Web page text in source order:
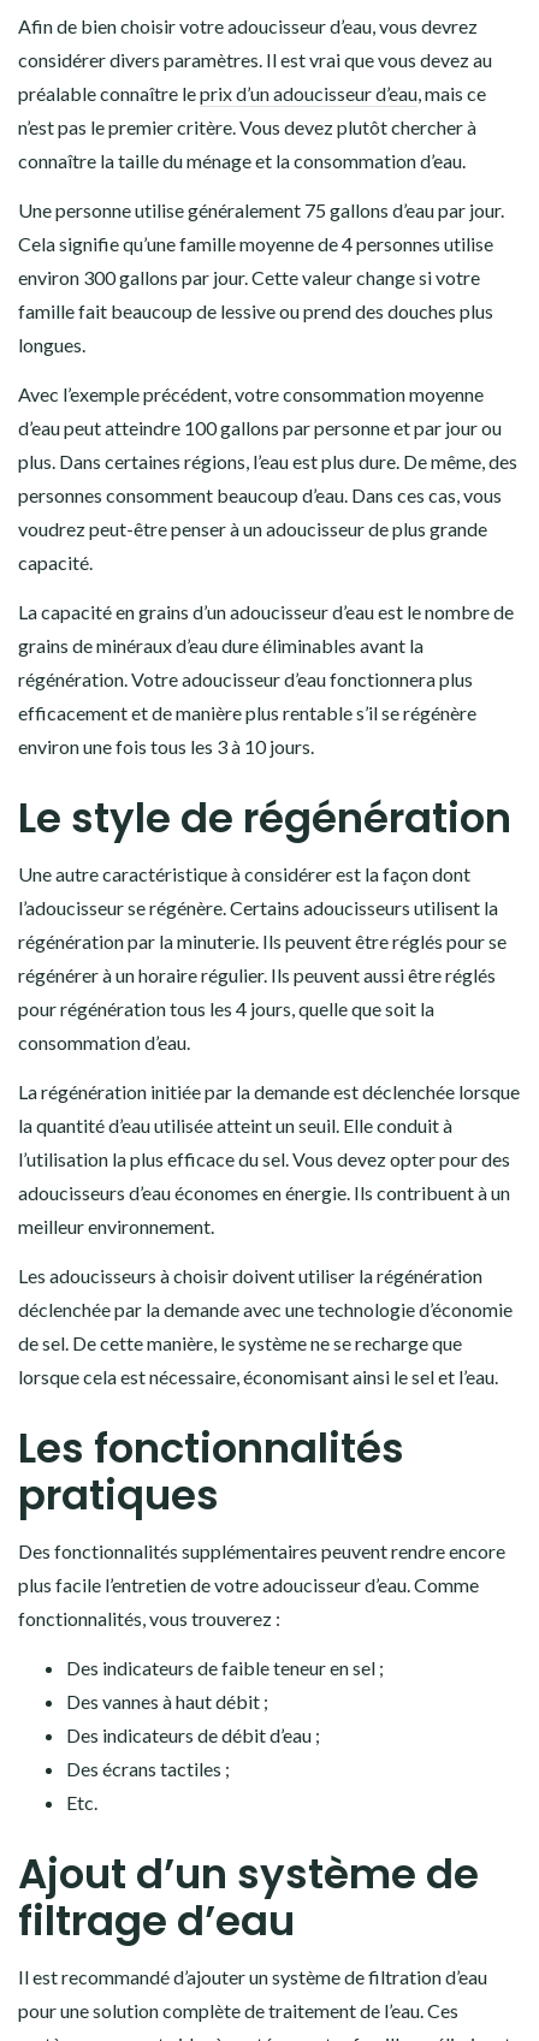
Afin de bien choisir votre adoucisseur d’eau, vous devrez
considérer divers paramètres. Il est vrai que vous devez au
préalable connaître leprix d’un adoucisseur d’eau , mais ce
n’est pas le premier critère. Vous devez plutôt chercher à
connaître la taille du ménage et la consommation d’eau.
Une personne utilise généralement 75 gallons d’eau par jour.
Cela signifie qu’une famille moyenne de 4 personnes utilise
environ 300 gallons par jour. Cette valeur change si votre
famille fait beaucoup de lessive ou prend des douches plus
longues.
Avec l’exemple précédent, votre consommation moyenne
d’eau peut atteindre 100 gallons par personne et par jour ou
plus. Dans certaines régions, l’eau est plus dure. De même, des
personnes consomment beaucoup d’eau. Dans ces cas, vous
voudrez peut-être penser à un adoucisseur de plus grande
capacité.
La capacité en grains d’un adoucisseur d’eau est le nombre de
grains de minéraux d’eau dure éliminables avant la
régénération. Votre adoucisseur d’eau fonctionnera plus
efficacement et de manière plus rentable s’il se régénère
environ une fois tous les 3 à 10 jours.
Le style de régénération
Une autre caractéristique à considérer est la façon dont
l’adoucisseur se régénère. Certains adoucisseurs utilisent la
régénération par la minuterie. Ils peuvent être réglés pour se
régénérer à un horaire régulier. Ils peuvent aussi être réglés
pour régénération tous les 4 jours, quelle que soit la
consommation d’eau.
La régénération initiée par la demande est déclenchée lorsque
la quantité d’eau utilisée atteint un seuil. Elle conduit à
l’utilisation la plus efficace du sel. Vous devez opter pour des
adoucisseurs d’eau économes en énergie. Ils contribuent à un
meilleur environnement.
Les adoucisseurs à choisir doivent utiliser la régénération
déclenchée par la demande avec une technologie d’économie
de sel. De cette manière, le système ne se recharge que
lorsque cela est nécessaire, économisant ainsi le sel et l’eau.
Les fonctionnalités
pratiques
Des fonctionnalités supplémentaires peuvent rendre encore
plus facile l’entretien de votre adoucisseur d’eau. Comme
fonctionnalités, vous trouverez :
Des indicateurs de faible teneur en sel ;
Des vannes à haut débit ;
Des indicateurs de débit d’eau ;
Des écrans tactiles ;
Etc.
Ajout d’un système de
filtrage d’eau
Il est recommandé d’ajouter un système de filtration d’eau
pour une solution complète de traitement de l’eau. Ces